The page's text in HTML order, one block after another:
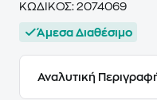
ΚΩΔΙΚΟΣ: 2074069
Άμεσα Διαθέσιμο
Αναλυτική